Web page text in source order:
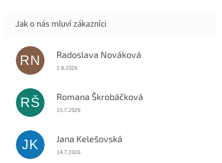
RN Radoslava Nováková
Hodnocení obchodu je 5 z 5 hvězdiček.
3.8.2026
RŠ Romana Škrobáčková
Hodnocení obchodu je 5 z 5 hvězdiček.
15.7.2026
JK Jana Kelešovská
Hodnocení obchodu je 5 z 5 hvězdiček.
14.7.2026